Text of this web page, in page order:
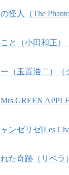
怪人（The
と（小田和正）
（玉置浩二）（
ンゼリゼ[Les
た奇跡（リベ